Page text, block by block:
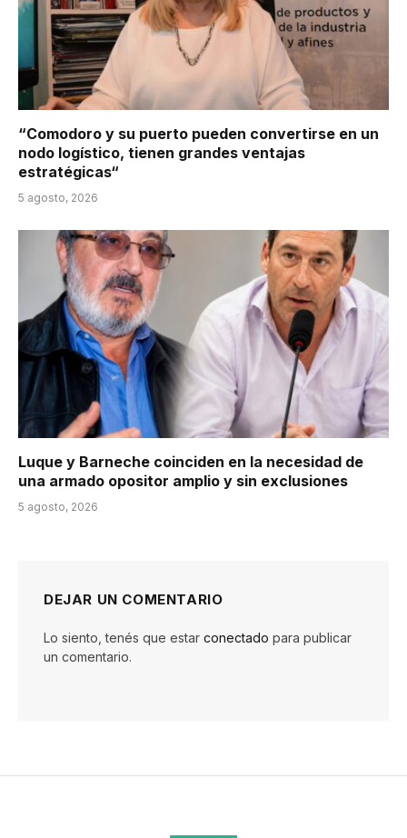
“Comodoro y su puerto pueden convertirse en un
nodo logístico, tienen grandes ventajas
estratégicas“
5 agosto, 2026
Luque y Barneche coinciden en la necesidad de
una armado opositor amplio y sin exclusiones
5 agosto, 2026
DEJAR UN COMENTARIO
Lo siento, tenés que estar conectado para publicar
un comentario.